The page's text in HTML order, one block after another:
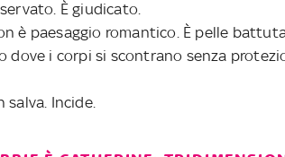
È giudicato.
è paesaggio romantico. È pelle
dove i corpi si scontrano senza
salva. Incide.